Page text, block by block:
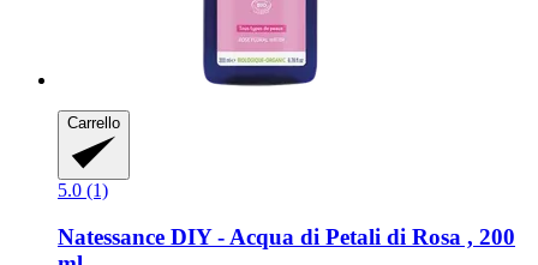
Carrello
5.0 (1)
Natessance DIY -​ Acqua di Petali di Rosa , 200